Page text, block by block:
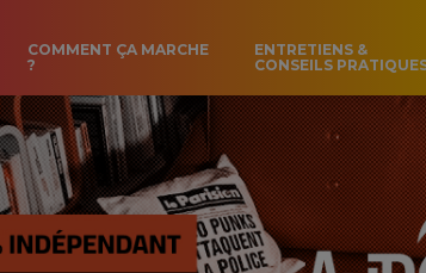
COMMENT ÇA MARCHE
?
ENTRETIENS &
CONSEILS